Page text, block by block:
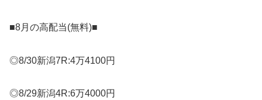
■8月の高配当(無料)■
◎8/30新潟7R:4万4100円
◎8/29新潟4R:6万4000円